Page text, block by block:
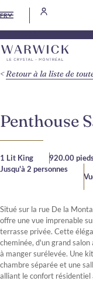
FR
Penthouse
1 Lit King
920.00
Jusqu'à 2 personnes
Situé sur la rue De la
offre une vue imprenable
terrasse privée. Cette
cheminée, d'un grand
à manger surélevée. Une
chambre séparée et une
alliant le confort
Retour à la liste de